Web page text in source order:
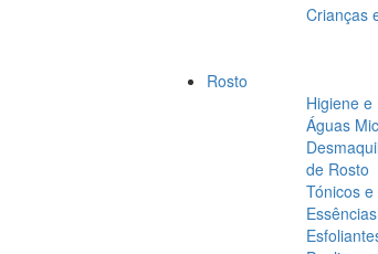
Crianças
Rosto
Higiene
Águas
de Rosto
Tónicos e
Essências